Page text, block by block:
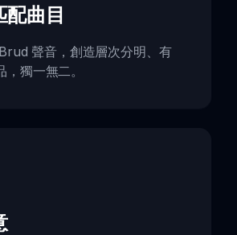
配曲目
聲音，創造層次分明、有
獨一無二。